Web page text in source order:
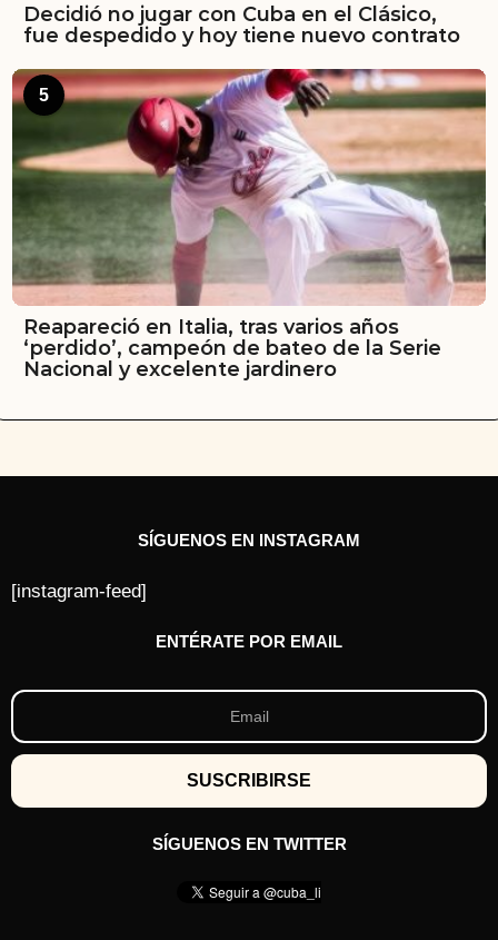
Decidió no jugar con Cuba en el Clásico,
fue despedido y hoy tiene nuevo contrato
5
Reapareció en Italia, tras varios años
‘perdido’, campeón de bateo de la Serie
Nacional y excelente jardinero
SÍGUENOS EN INSTAGRAM
[instagram-feed]
ENTÉRATE POR EMAIL
SÍGUENOS EN TWITTER